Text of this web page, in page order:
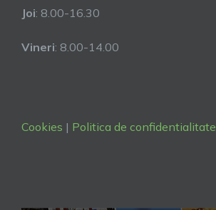
Joi: 8.00-16.30
Vineri: 8.00-14.00
Cookies | Politica de confidentialitate